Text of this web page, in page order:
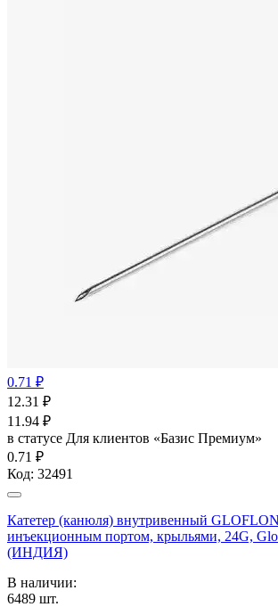
0.71 ₽
12.31 ₽
11.94 ₽
в статусе Для клиентов «Базис Премиум»
0.71 ₽
Код: 32491
Катетер (канюля) внутривенный
инъекционным портом, крыльями, 24G,
(ИНДИЯ)
В наличии:
6489 шт.